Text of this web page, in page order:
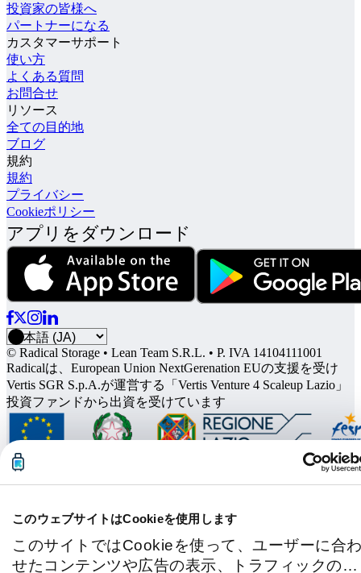
このウェブサイトはCookieを使用します
このサイトではCookieを使って、ユーザーに合
せたコンテンツや広告の表示、トラフィックの分
投資家の皆様へ
パートナーになる
カスタマーサポート
使い方
よくある質問
お問合せ
リソース
全ての目的地
ブログ
規約
規約
プライバシー
Cookieポリシー
アプリをダウンロード
© Radical Storage • Lean Team S.R.L. • P. IVA 14104111001
Radicalは、European Union NextGerenation EUの支援を受け
Vertis SGR S.p.A.が運営する「Vertis Venture 4 Scaleup Lazio」
投資ファンドから出資を受けています